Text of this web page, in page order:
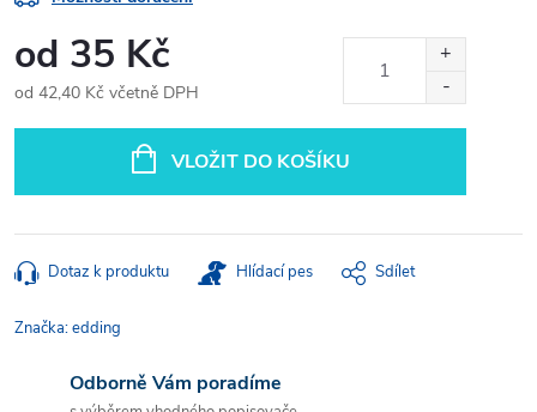
od 35 Kč
od 42,40 Kč včetně DPH
VLOŽIT DO KOŠÍKU
Dotaz k produktu Hlídací pes Sdílet
Značka:edding
Odborně Vám poradíme